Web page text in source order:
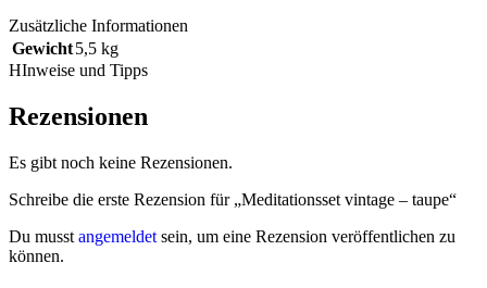
Zusätzliche Informationen
Gewicht5,5 kg
HInweise und Tipps
Rezensionen
Es gibt noch keine Rezensionen.
Schreibe die erste Rezension für „Meditationsset vintage – taupe“
Du musst angemeldet sein, um eine Rezension veröffentlichen zu
können.